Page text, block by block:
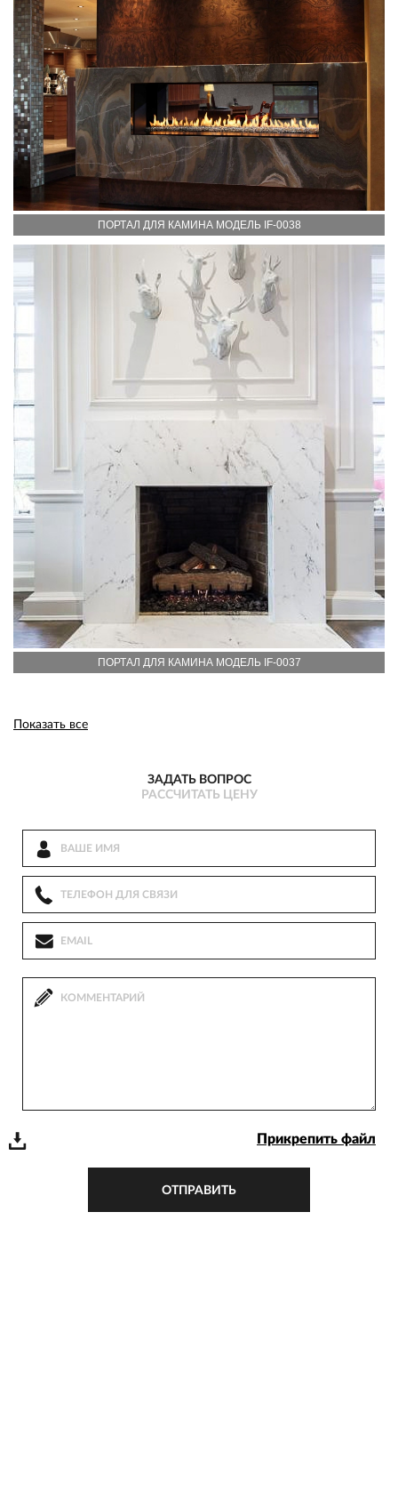
ПОРТАЛ ДЛЯ КАМИНА МОДЕЛЬ IF-0038
ПОРТАЛ ДЛЯ КАМИНА МОДЕЛЬ IF-0037
Показать все
ЗАДАТЬ ВОПРОС
РАССЧИТАТЬ ЦЕНУ
Прикрепить файл
ОТПРАВИТЬ